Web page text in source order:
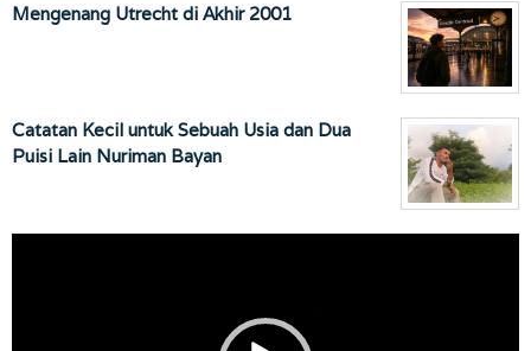
Mengenang Utrecht di Akhir 2001
Catatan Kecil untuk Sebuah Usia dan Dua
Puisi Lain Nuriman Bayan